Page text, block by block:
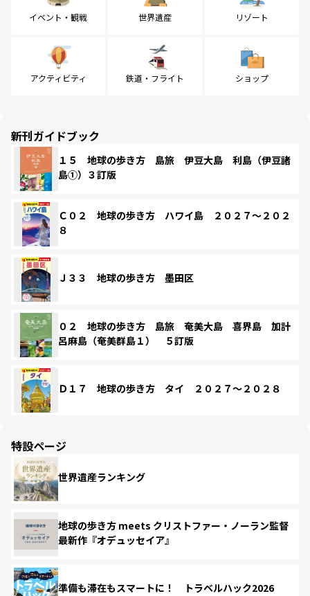
イベント・観戦 世界遺産 リゾート
アクティビティ 鉄道・フライト ショップ
新刊ガイドブック
１５ 地球の歩き方 島旅 伊豆大島 利島（伊豆諸
島①）３訂版
Ｃ０２ 地球の歩き方 ハワイ島 ２０２７～２０２
８
Ｊ３３ 地球の歩き方 墨田区
０２ 地球の歩き方 島旅 奄美大島 喜界島 加計
呂麻島（奄美群島１） ５訂版
Ｄ１７ 地球の歩き方 タイ ２０２７～２０２８
特設ページ
世界遺産ランキング
地球の歩き方 meets クリストファー・ノーラン監督
最新作『オデュッセイア』
準備も滞在もスマートに！ トラベルハック2026